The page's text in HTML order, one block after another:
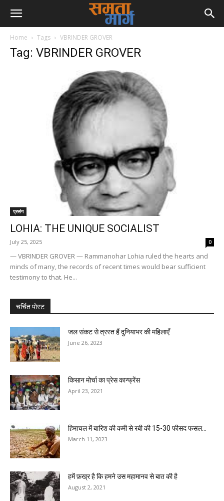
Home Tags VBRINDER GROVER
Tag: VBRINDER GROVER
प्रसंग
LOHIA: THE UNIQUE SOCIALIST
July 25, 2025 0
— VBRINDER GROVER — Rammanohar Lohia ruled the hearts and
minds of many, the records of recent times would bear sufficient
testimony to that. He...
चर्चित पोस्ट
जल संकट से त्रस्त हैं दुनियाभर की महिलाएँ
June 26, 2023
किसान मोर्चा का प्रेस कान्फ्रेंस
April 23, 2021
हिमाचल में बारिश की कमी से रबी की 15-30 फीसद फसल...
March 11, 2023
हमें फ़ख्र है कि हमने उस महामानव से बात की है
August 2, 2021